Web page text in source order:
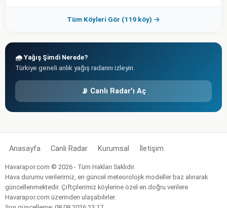
Tüm Köyleri Gör (119 köy) →
🌧️ Yağış Şimdi Nerede?
Türkiye geneli anlık yağış radarını izleyin.
📡 Canlı Radar'ı Aç
Anasayfa Canlı Radar Kurumsal İletişim
Havarapor.com © 2026 - Tüm Hakları Saklıdır.
Hava durumu verilerimiz, en güncel meteorolojik modeller baz alınarak
güncellenmektedir. Çiftçilerimiz köylerine özel en doğru verilere
Havarapor.com üzerinden ulaşabilirler.